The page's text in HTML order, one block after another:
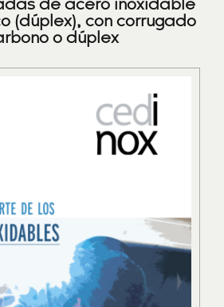
de acero inoxidable
(dúplex), con corrugado
o dúplex